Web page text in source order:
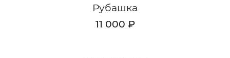
Рубашка
11 000 ₽